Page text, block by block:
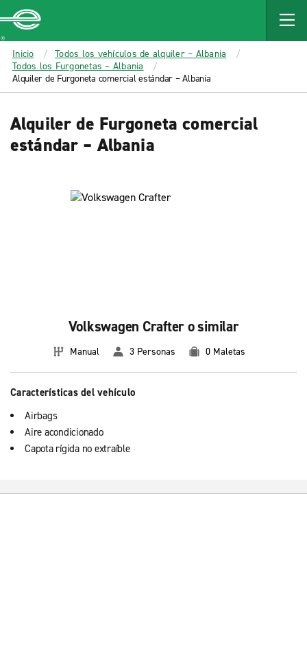
MAIN
CONTENT
Enterprise
Inicio
Todos los vehículos de alquiler – Albania
Todos los Furgonetas – Albania
Alquiler de Furgoneta comercial estándar – Albania
Alquiler de Furgoneta comercial
estándar – Albania
Volkswagen Crafter o similar
Manual 3 Personas 0 Maletas
Características del vehículo
Airbags
Aire acondicionado
Capota rígida no extraíble